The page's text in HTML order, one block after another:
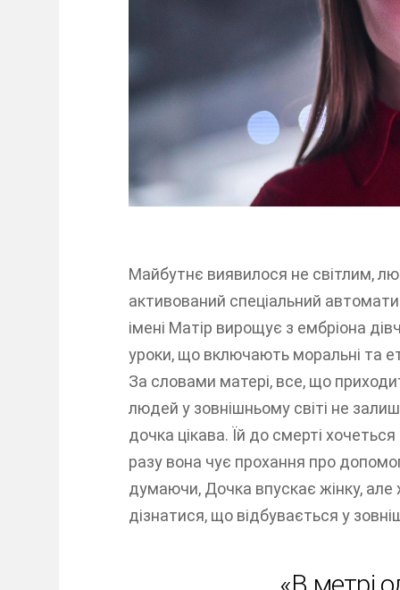
Майбутнє виявилося не світлим,
активований спеціальний
імені Матір вирощує з ембріона
уроки, що включають моральні та
За словами матері, все, що
людей у зовнішньому світі не
дочка цікава. Їй до смерті
разу вона чує прохання про
думаючи, Дочка впускає жінку, але
дізнатися, що відбувається у